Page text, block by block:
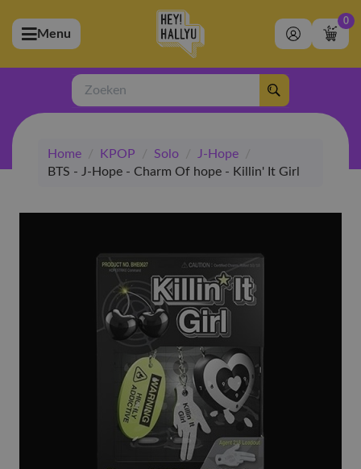
(Artiesten)
(Merchandise)
(Exclusive)
(Winkel)
Menu
0
Zoeken
Home / KPOP / Solo / J-Hope
/
BTS - J-Hope - Charm Of hope - Killin' It Girl